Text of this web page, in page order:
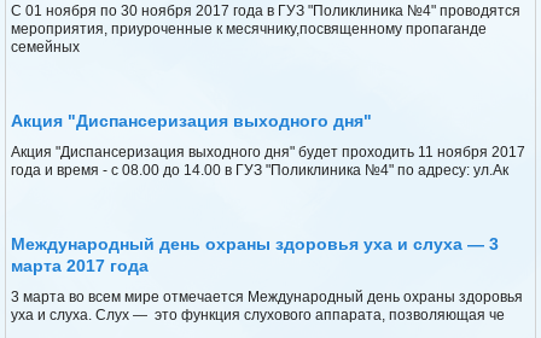
С 01 ноября по 30 ноября 2017 года в ГУЗ "Поликлиника №4" проводятся
мероприятия, приуроченные к месячнику,посвященному пропаганде
семейных
Акция "Диспансеризация выходного дня"
Акция "Диспансеризация выходного дня" будет проходить 11 ноября 2017
года и время - с 08.00 до 14.00 в ГУЗ "Поликлиника №4" по адресу: ул.Ак
Международный день охраны здоровья уха и слуха — 3
марта 2017 года
3 марта во всем мире отмечается Международный день охраны здоровья
уха и слуха. Слух — это функция слухового аппарата, позволяющая че